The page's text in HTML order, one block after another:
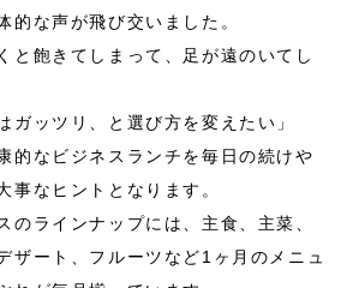
的な声が飛び交いました。
と飽きてしまって、足が遠のいてし
ガッツリ、と選び方を変えたい」
的なビジネスランチを毎日の続けや
事なヒントとなります。
のラインナップには、主食、主菜、
ザート、フルーツなど1 ヶ月のメニュ